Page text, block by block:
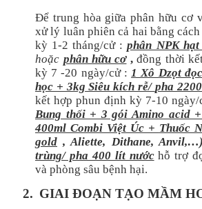
Để trung hòa giữa phân hữu cơ
xử lý luân phiên cả hai bằng
kỳ 1-2 tháng/cử :phân NPK
hoặc phân hữu cơ,đồng thời
kỳ 7 -20 ngày/cử :1 Xô Dzọt
học + 3kg Siêu kích rễ/ pha
kết hợp phun định kỳ 7-10 ngày/
Bung thối + 3 gói Amino acid
400ml Combi Việt Úc + Thuốc
gold , Aliette, Dithane,
trùng/ pha 400 lít nướchỗ trợ
và phòng sâu bệnh hại.
2. GIAI ĐOẠN TẠO MẦM